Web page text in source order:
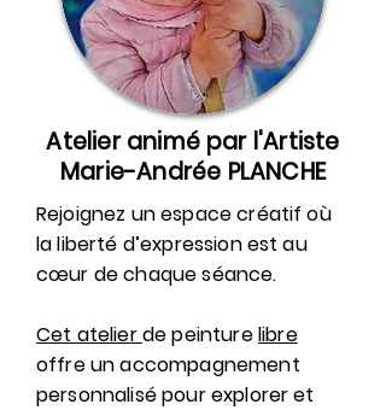
Atelier animé par l'Artiste
Marie-Andrée PLANCHE
Rejoignez un espace créatif où
la liberté d’expression est au
cœur de chaque séance.
Cet atelierdepeinturelibre
offre un accompagnement
personnalisé pour explorer et